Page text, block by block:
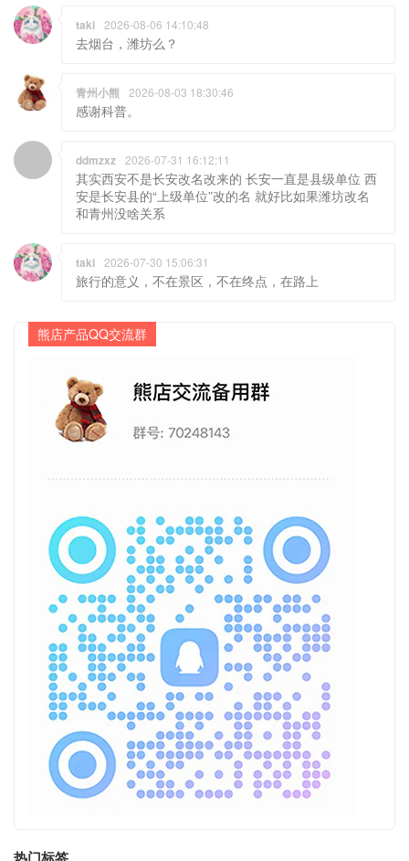
taki 2026-08-06 14:10:48
去烟台，潍坊么？
青州小熊 2026-08-03 18:30:46
感谢科普。
ddmzxz 2026-07-31 16:12:11
其实西安不是长安改名改来的 长安一直是县级单位 西
安是长安县的“上级单位”改的名 就好比如果潍坊改名
和青州没啥关系
taki 2026-07-30 15:06:31
旅行的意义，不在景区，不在终点，在路上
熊店产品QQ交流群